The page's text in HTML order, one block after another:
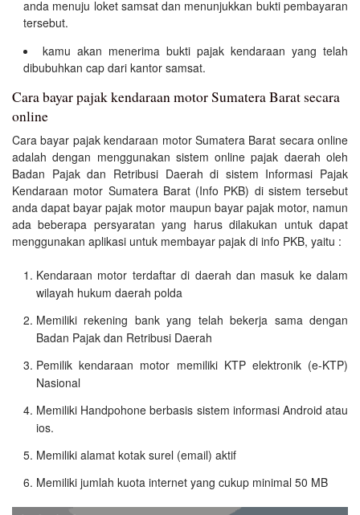
anda menuju loket samsat dan menunjukkan bukti pembayaran
tersebut.
kamu akan menerima bukti pajak kendaraan yang telah
dibubuhkan cap dari kantor samsat.
Cara bayar pajak kendaraan motor Sumatera Barat secara
online
Cara bayar pajak kendaraan motor Sumatera Barat secara online
adalah dengan menggunakan sistem online pajak daerah oleh
Badan Pajak dan Retribusi Daerah di sistem Informasi Pajak
Kendaraan motor Sumatera Barat (Info PKB) di sistem tersebut
anda dapat bayar pajak motor maupun bayar pajak motor, namun
ada beberapa persyaratan yang harus dilakukan untuk dapat
menggunakan aplikasi untuk membayar pajak di info PKB, yaitu :
Kendaraan motor terdaftar di daerah dan masuk ke dalam
wilayah hukum daerah polda
Memiliki rekening bank yang telah bekerja sama dengan
Badan Pajak dan Retribusi Daerah
Pemilik kendaraan motor memiliki KTP elektronik (e-KTP)
Nasional
Memiliki Handpohone berbasis sistem informasi Android atau
ios.
Memiliki alamat kotak surel (email) aktif
Memiliki jumlah kuota internet yang cukup minimal 50 MB